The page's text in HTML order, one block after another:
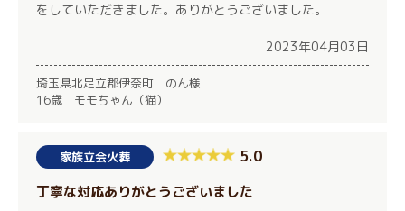
をしていただきました。ありがとうございました。
2023年04月03日
埼玉県北足立郡伊奈町 のん様
16歳 モモちゃん（猫）
家族立会火葬 5.0
丁寧な対応ありがとうございました